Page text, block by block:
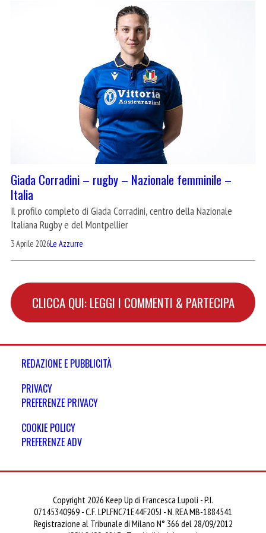
Giada Corradini – rugby – Nazionale femminile –
Italia
Il profilo completo di Giada Corradini, centro della Nazionale
Italiana Rugby e del Montpellier
3 Aprile 2026Le Azzurre
CLICCA QUI: LEGGI I COMMENTI & PARTECIPA
REDAZIONE E PUBBLICITÀ
PRIVACY
PREFERENZE PRIVACY
COOKIE POLICY
PREFERENZE ADV
Copyright 2026 Keep Up di Francesca Lupoli - P.I.
07145340969 - C.F. LPLFNC71E44F205J - N. REA MB-1884541
Registrazione al Tribunale di Milano N° 366 del 28/09/2012